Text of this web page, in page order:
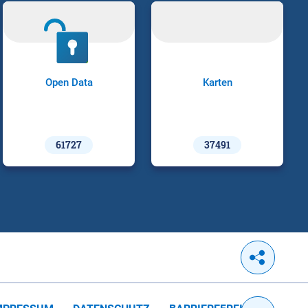
Open Data
61727
Karten
37491